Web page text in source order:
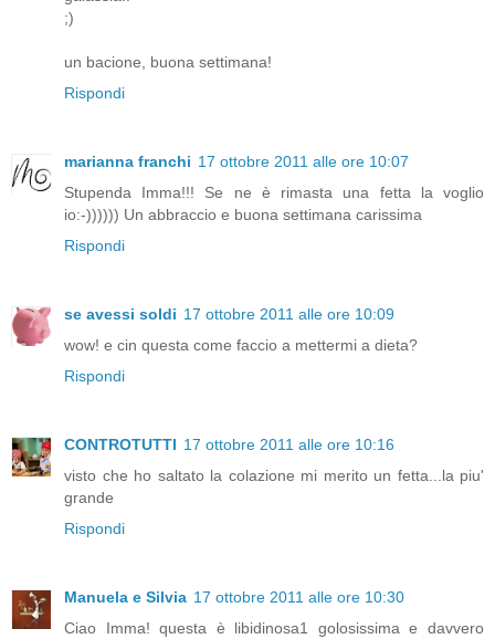
;)
un bacione, buona settimana!
Rispondi
marianna franchi 17 ottobre 2011 alle ore 10:07
Stupenda Imma!!! Se ne è rimasta una fetta la voglio
io:-)))))) Un abbraccio e buona settimana carissima
Rispondi
se avessi soldi 17 ottobre 2011 alle ore 10:09
wow! e cin questa come faccio a mettermi a dieta?
Rispondi
CONTROTUTTI 17 ottobre 2011 alle ore 10:16
visto che ho saltato la colazione mi merito un fetta...la piu'
grande
Rispondi
Manuela e Silvia 17 ottobre 2011 alle ore 10:30
Ciao Imma! questa è libidinosa1 golosissima e davvero